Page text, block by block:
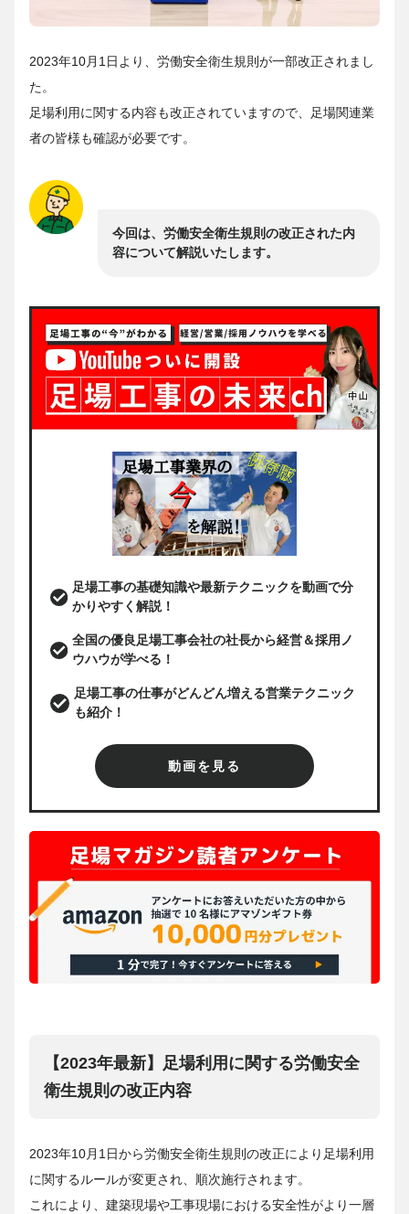
2023年10月1日より、労働安全衛生規則が一部改正されまし
た。
足場利用に関する内容も改正されていますので、足場関連業
者の皆様も確認が必要です。
今回は、労働安全衛生規則の改正された内
容について解説いたします。
足場工事の基礎知識や最新テクニックを動画で分
かりやすく解説！
全国の優良足場工事会社の社長から経営＆採用ノ
ウハウが学べる！
足場工事の仕事がどんどん増える営業テクニック
も紹介！
動画を見る
【2023年最新】足場利用に関する労働安全
衛生規則の改正内容
2023年10月1日から労働安全衛生規則の改正により足場利用
に関するルールが変更され、順次施行されます。
これにより、建築現場や工事現場における安全性がより一層